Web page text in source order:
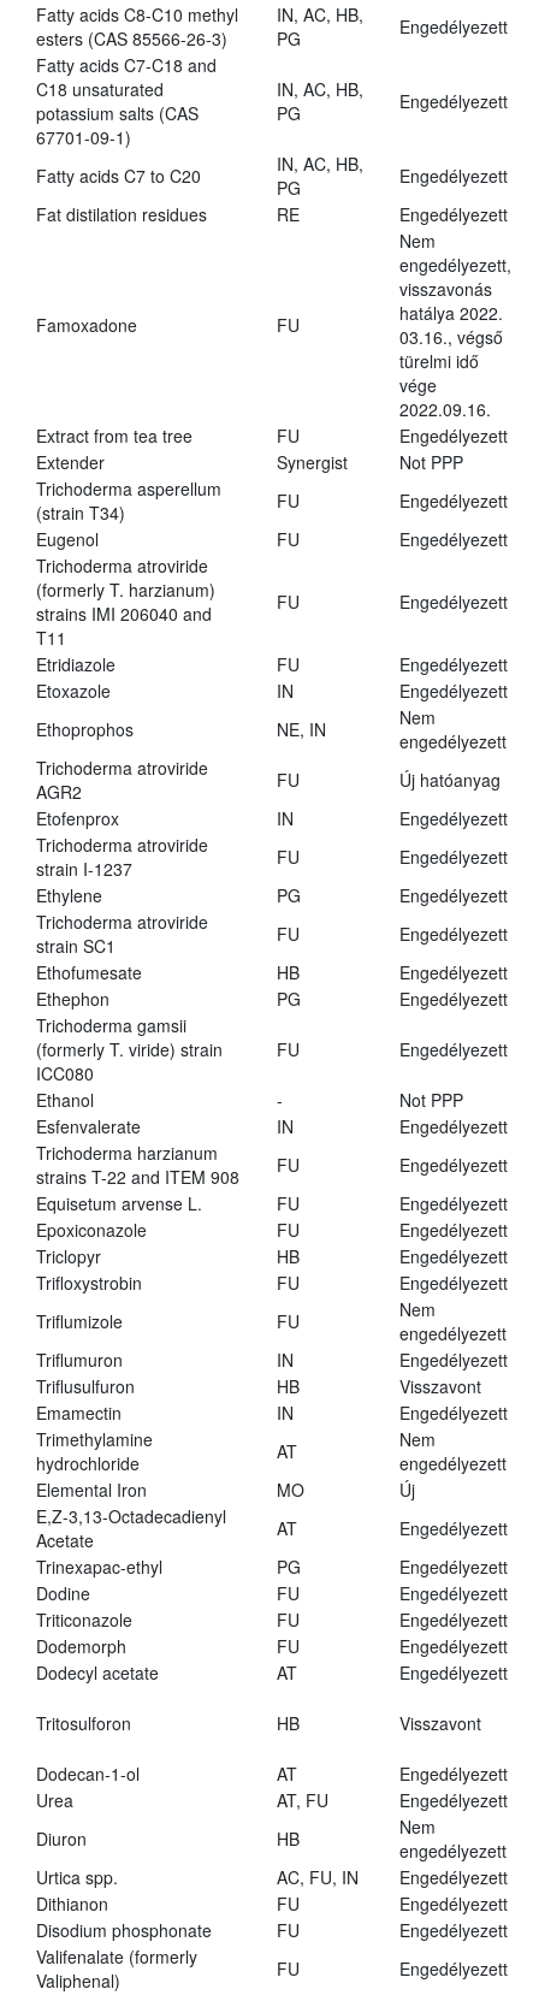
Fatty acids C8-C10 methyl
esters (CAS 85566-26-3)
IN, AC, HB,
PG
Engedélyezett
Fatty acids C7-C18 and
C18 unsaturated
potassium salts (CAS
67701-09-1)
IN, AC, HB,
PG
Engedélyezett
Fatty acids C7 to C20
IN, AC, HB,
PG
Engedélyezett
Fat distilation residues
RE Engedélyezett
Famoxadone FU
Nem
engedélyezett,
visszavonás
hatálya 2022.
03.16., végső
türelmi idő
vége
2022.09.16.
Extract from tea tree
FU
Engedélyezett
Extender
Synergist
Not PPP
Trichoderma asperellum
(strain T34)
FU
Engedélyezett
Eugenol
FU
Engedélyezett
Trichoderma atroviride
(formerly T. harzianum)
strains IMI 206040 and
T11
FU Engedélyezett
Etridiazole FU
Engedélyezett
Etoxazole
IN
Engedélyezett
Ethoprophos
NE, IN
Nem
engedélyezett
Trichoderma atroviride
AGR2
FU
Új hatóanyag
Etofenprox
IN
Engedélyezett
Trichoderma atroviride
strain I-1237
FU
Engedélyezett
Ethylene
PG
Engedélyezett
Trichoderma atroviride
strain SC1
FU
Engedélyezett
Ethofumesate
HB
Engedélyezett
Ethephon
PG
Engedélyezett
Trichoderma gamsii
(formerly T. viride) strain
ICC080
FU Engedélyezett
Ethanol -
Not PPP
Esfenvalerate
IN
Engedélyezett
Trichoderma harzianum
strains T-22 and ITEM 908
FU
Engedélyezett
Equisetum arvense L.
FU
Engedélyezett
Epoxiconazole
FU
Engedélyezett
Triclopyr
HB
Engedélyezett
Trifloxystrobin
FU
Engedélyezett
Triflumizole
FU
Nem
engedélyezett
Triflumuron
IN
Engedélyezett
Triflusulfuron
HB
Visszavont
Emamectin
IN
Engedélyezett
Trimethylamine
hydrochloride
AT
Nem
engedélyezett
Elemental Iron
MO
Új
E,Z-3,13-Octadecadienyl
Acetate
AT
Engedélyezett
Trinexapac-ethyl
PG
Engedélyezett
Dodine
FU
Engedélyezett
Triticonazole
FU
Engedélyezett
Dodemorph
FU
Engedélyezett
Dodecyl acetate
AT Engedélyezett
Tritosulforon HB Visszavont
Dodecan-1-ol AT
Engedélyezett
Urea
AT, FU
Engedélyezett
Diuron
HB
Nem
engedélyezett
Urtica spp.
AC, FU, IN
Engedélyezett
Dithianon
FU
Engedélyezett
Disodium phosphonate
FU
Engedélyezett
Valifenalate (formerly
Valiphenal)
FU Engedélyezett